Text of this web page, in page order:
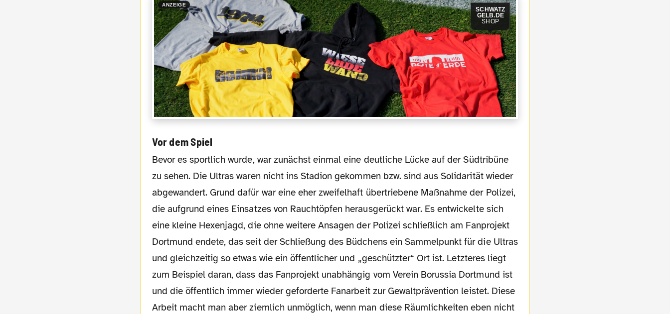
ANZEIGE
SCHWATZ
GELB.DE
SHOP
Vor dem Spiel
Bevor es sportlich wurde, war zunächst einmal eine deutliche Lücke auf der Südtribüne
zu sehen. Die Ultras waren nicht ins Stadion gekommen bzw. sind aus Solidarität wieder
abgewandert. Grund dafür war eine eher zweifelhaft übertriebene Maßnahme der Polizei,
die aufgrund eines Einsatzes von Rauchtöpfen herausgerückt war. Es entwickelte sich
eine kleine Hexenjagd, die ohne weitere Ansagen der Polizei schließlich am Fanprojekt
Dortmund endete, das seit der Schließung des Büdchens ein Sammelpunkt für die Ultras
und gleichzeitig so etwas wie ein öffentlicher und „geschützter“ Ort ist. Letzteres liegt
zum Beispiel daran, dass das Fanprojekt unabhängig vom Verein Borussia Dortmund ist
und die öffentlich immer wieder geforderte Fanarbeit zur Gewaltprävention leistet. Diese
Arbeit macht man aber ziemlich unmöglich, wenn man diese Räumlichkeiten eben nicht